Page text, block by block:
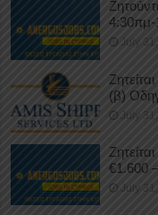
4:30πμ-
July
(β)
July
€1.600
July